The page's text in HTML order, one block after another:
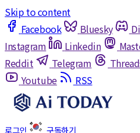
Skip to content
Facebook
Bluesky
Instagram
Linkedin
Reddit
Telegram
Youtube
RSS